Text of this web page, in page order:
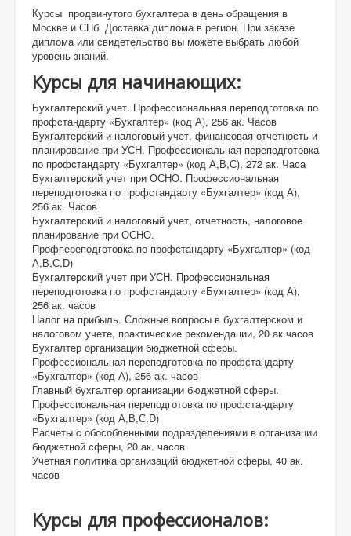
Курсы продвинутого бухгалтера в день обращения в
Москве и СПб. Доставка диплома в регион. При заказе
диплома или свидетельство вы можете выбрать любой
уровень знаний.
Курсы для начинающих:
Бухгалтерский учет. Профессиональная переподготовка по
профстандарту «Бухгалтер» (код А), 256 ак. Часов
Бухгалтерский и налоговый учет, финансовая отчетность и
планирование при УСН. Профессиональная переподготовка
по профстандарту «Бухгалтер» (код А,В,С), 272 ак. Часа
Бухгалтерский учет при ОСНО. Профессиональная
переподготовка по профстандарту «Бухгалтер» (код А),
256 ак. Часов
Бухгалтерский и налоговый учет, отчетность, налоговое
планирование при ОСНО.
Профпереподготовка по профстандарту «Бухгалтер» (код
А,В,С,D)
Бухгалтерский учет при УСН. Профессиональная
переподготовка по профстандарту «Бухгалтер» (код А),
256 ак. часов
Налог на прибыль. Сложные вопросы в бухгалтерском и
налоговом учете, практические рекомендации, 20 ак.часов
Бухгалтер организации бюджетной сферы.
Профессиональная переподготовка по профстандарту
«Бухгалтер» (код А), 256 ак. часов
Главный бухгалтер организации бюджетной сферы.
Профессиональная переподготовка по профстандарту
«Бухгалтер» (код А,В,С,D)
Расчеты c обособленными подразделениями в организации
бюджетной сферы, 20 ак. часов
Учетная политика организаций бюджетной сферы, 40 ак.
часов
Курсы для профессионалов: